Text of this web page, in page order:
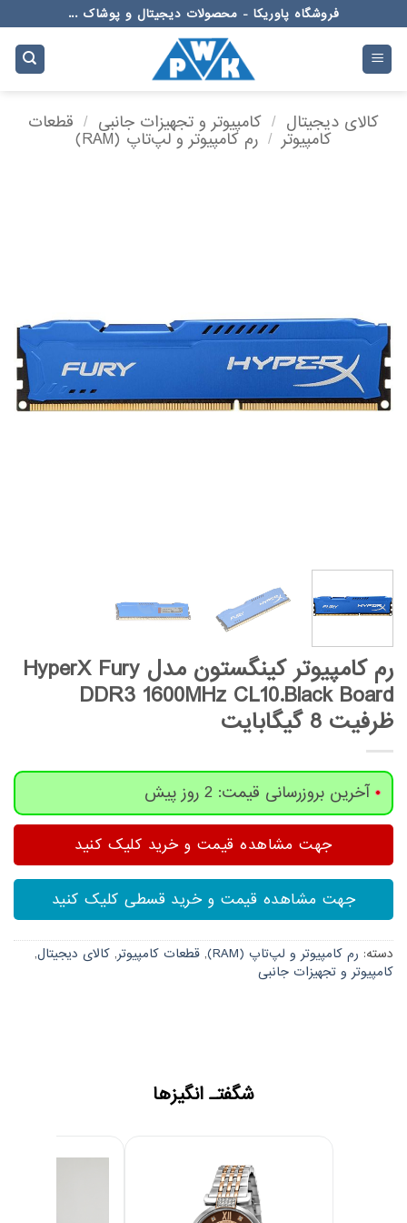
to
content
فروشگاه پاوریکا - محصولات دیجیتال و پوشاک ...
کالای دیجیتال / کامپیوتر و تجهیزات جانبی / قطعات
کامپیوتر / رم کامپیوتر و لپ‌تاپ (RAM)
رم کامپیوتر کینگستون مدل HyperX Fury
DDR3 1600MHz CL10.Black Board
ظرفیت 8 گیگابایت
آخرین بروزرسانی قیمت: 2 روز پیش
جهت مشاهده قیمت و خرید کلیک کنید
جهت مشاهده قیمت و خرید قسطی کلیک کنید
دسته: رم کامپیوتر و لپ‌تاپ (RAM) , قطعات کامپیوتر, کالای دیجیتال,
کامپیوتر و تجهیزات جانبی
شگفتـ انگیزها